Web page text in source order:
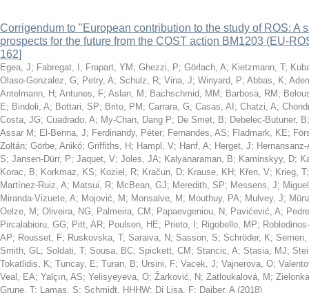
Corrigendum to "European contribution to the study of ROS: A
prospects for the future from the COST action BM1203 (EU-
162]
Egea, J; Fabregat, I ; Frapart, YM ; Ghezzi, P; Görlach, A; Kietzmann, T;
Olaso-Gonzalez, G; Petry, A; Schulz, R; Vina, J; Winyard, P; Abbas, K;
Antelmann, H ; Antunes, F; Aslan, M ; Bachschmid, MM ; Barbosa, RM ;
E; Bindoli, A; Bottari, SP; Brito, PM ; Carrara, G; Casas, AI ; Chatzi, A;
Costa, JG; Cuadrado, A; My-Chan, Dang P; De Smet, B; Debelec-Butuner, B
Assar M ; El-Benna, J; Ferdinandy, Péter; Fernandes, AS; Fladmark, KE;
Zoltán; Görbe, Anikó; Griffiths, H ; Hampl, V; Hanf, A; Herget, J;
S; Jansen-Dürr, P; Jaquet, V; Joles, JA; Kalyanaraman, B; Kaminskyy, D;
Korac, B; Korkmaz, KS; Koziel, R; Kračun, D; Krause, KH ; Křen, V; Krieg, T
Martínez-Ruiz, A; Matsui, R; McBean, GJ; Meredith, SP; Messens, J;
Miranda-Vizuete, A; Mojović, M ; Monsalve, M ; Mouthuy, PA; Mulvey, J;
Oelze, M ; Oliveira, NG; Palmeira, CM ; Papaevgeniou, N; Pavićević, A;
Pircalabioru, GG; Pitt, AR; Poulsen, HE; Prieto, I ; Rigobello, MP;
AP; Rousset, F; Ruskovska, T; Saraiva, N; Sasson, S; Schröder, K;
Smith, GL; Soldati, T; Sousa, BC; Spickett, CM ; Stancic, A; Stasia, MJ;
Tokatlidis, K; Tuncay, E; Turan, B; Ursini, F; Vacek, J; Vajnerova, O;
Veal, EA; Yalçın, AS; Yelisyeyeva, O; Žarković, N; Zatloukalová, M ;
Grune, T; Lamas, S; Schmidt, HHHW; Di Lisa, F; Daiber, A (2018)